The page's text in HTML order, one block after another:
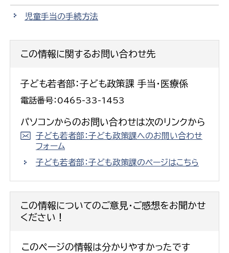
児童手当の手続方法
この情報に関するお問い合わせ先
子ども若者部：子ども政策課 手当・医療係
電話番号：0465-33-1453
パソコンからのお問い合わせは次のリンクから
子ども若者部：子ども政策課へのお問い合わせ
フォーム
子ども若者部：子ども政策課のページはこちら
この情報についてのご意見・ご感想をお聞かせ
ください！
このページの情報は分かりやすかったです